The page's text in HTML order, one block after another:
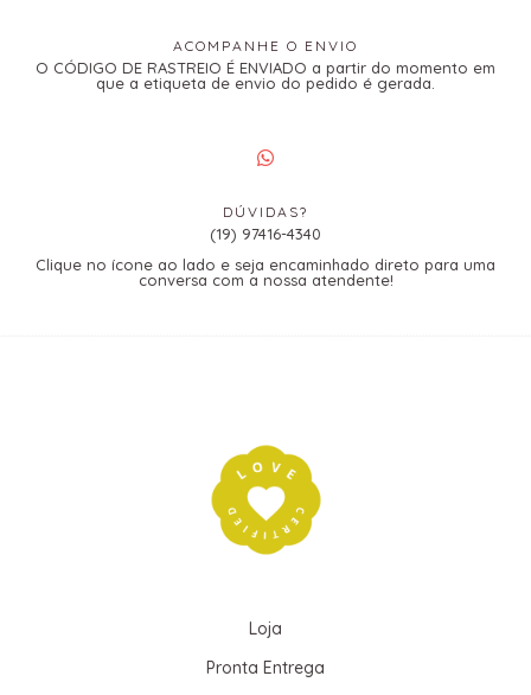
ACOMPANHE O ENVIO
O CÓDIGO DE RASTREIO É ENVIADO a partir do momento em
que a etiqueta de envio do pedido é gerada.
DÚVIDAS?
(19) 97416-4340
Clique no ícone ao lado e seja encaminhado direto para uma
conversa com a nossa atendente!
Loja
Pronta Entrega